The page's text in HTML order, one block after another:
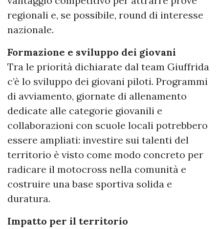
regionali e, se possibile, round di interesse
nazionale.
Formazione e sviluppo dei giovani
Tra le priorità dichiarate dal team Giuffrida
c’è lo sviluppo dei giovani piloti. Programmi
di avviamento, giornate di allenamento
dedicate alle categorie giovanili e
collaborazioni con scuole locali potrebbero
essere ampliati: investire sui talenti del
territorio è visto come modo concreto per
radicare il motocross nella comunità e
costruire una base sportiva solida e
duratura.
Impatto per il territorio